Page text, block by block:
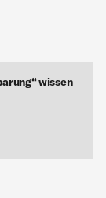
wissen